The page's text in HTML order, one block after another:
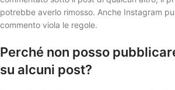
potrebbe averlo rimosso. Anche Instagram
commento viola le regole.
Perché non posso
su alcuni post?